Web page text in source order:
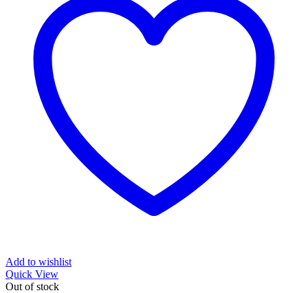
Add to wishlist
Quick View
Out of stock